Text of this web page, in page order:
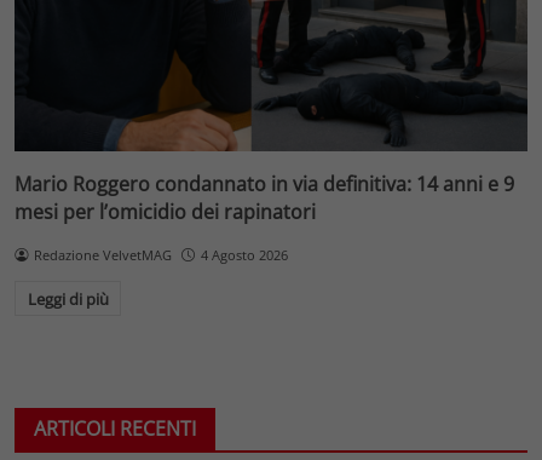
Mario Roggero condannato in via definitiva: 14 anni e 9
mesi per l’omicidio dei rapinatori
Redazione VelvetMAG 4 Agosto 2026
Leggi di più
ARTICOLI RECENTI